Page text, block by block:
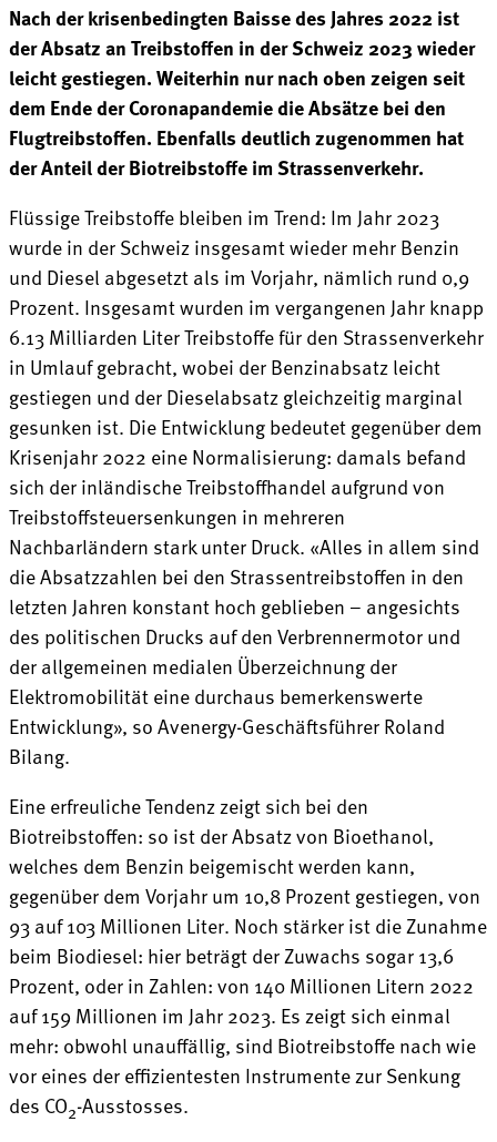
Nach der krisenbedingten Baisse des Jahres 2022 ist
der Absatz an Treibstoffen in der Schweiz 2023 wieder
leicht gestiegen. Weiterhin nur nach oben zeigen seit
dem Ende der Coronapandemie die Absätze bei den
Flugtreibstoffen. Ebenfalls deutlich zugenommen hat
der Anteil der Biotreibstoffe im Strassenverkehr.
Flüssige Treibstoffe bleiben im Trend: Im Jahr 2023
wurde in der Schweiz insgesamt wieder mehr Benzin
und Diesel abgesetzt als im Vorjahr, nämlich rund 0,9
Prozent. Insgesamt wurden im vergangenen Jahr knapp
6.13 Milliarden Liter Treibstoffe für den Strassenverkehr
in Umlauf gebracht, wobei der Benzinabsatz leicht
gestiegen und der Dieselabsatz gleichzeitig marginal
gesunken ist. Die Entwicklung bedeutet gegenüber dem
Krisenjahr 2022 eine Normalisierung: damals befand
sich der inländische Treibstoffhandel aufgrund von
Treibstoff­steuer­senkungen in mehreren
Nachbarländern stark unter Druck. «Alles in allem sind
die Absatzzahlen bei den Strassentreibstoffen in den
letzten Jahren konstant hoch geblieben – angesichts
des politischen Drucks auf den Verbrennermotor und
der allgemeinen medialen Überzeichnung der
Elektromobilität eine durchaus bemerkenswerte
Entwicklung», so Avenergy-Geschäftsführer Roland
Bilang.
Eine erfreuliche Tendenz zeigt sich bei den
Biotreibstoffen: so ist der Absatz von Bioethanol,
welches dem Benzin beigemischt werden kann,
gegenüber dem Vorjahr um 10,8 Prozent gestiegen, von
93 auf 103 Millionen Liter. Noch stärker ist die Zunahme
beim Biodiesel: hier beträgt der Zuwachs sogar 13,6
Prozent, oder in Zahlen: von 140 Millionen Litern 2022
auf 159 Millionen im Jahr 2023. Es zeigt sich einmal
mehr: obwohl unauffällig, sind Biotreibstoffe nach wie
vor eines der effizientesten Instrumente zur Senkung
des CO2-Ausstosses.